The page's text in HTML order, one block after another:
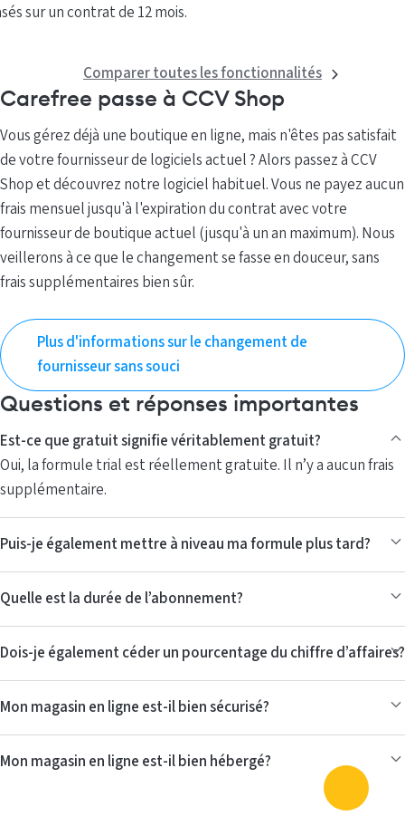
sur un contrat de 12 mois.
Comparer toutes les fonctionnalités
Carefree passe à CCV Shop
Vous gérez déjà une boutique en ligne, mais n'êtes pas satisfait
de votre fournisseur de logiciels actuel ? Alors passez à CCV
Shop et découvrez notre logiciel habituel. Vous ne payez aucun
frais mensuel jusqu'à l'expiration du contrat avec votre
fournisseur de boutique actuel (jusqu'à un an maximum). Nous
veillerons à ce que le changement se fasse en douceur, sans
frais supplémentaires bien sûr.
Plus d'informations sur le changement de
fournisseur sans souci
Questions et réponses importantes
Est-ce que gratuit signifie véritablement gratuit?
Oui, la formule trial est réellement gratuite. Il n’y a aucun frais
supplémentaire.
Puis-je également mettre à niveau ma formule plus tard?
Quelle est la durée de l’abonnement?
Dois-je également céder un pourcentage du chiffre d’affaires?
Mon magasin en ligne est-il bien sécurisé?
Mon magasin en ligne est-il bien hébergé?